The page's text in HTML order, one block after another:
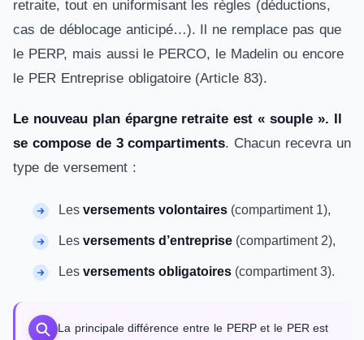
retraite, tout en uniformisant les règles (déductions,
cas de déblocage anticipé…). Il ne remplace pas que
le PERP, mais aussi le PERCO, le Madelin ou encore
le PER Entreprise obligatoire (Article 83).
Le nouveau plan épargne retraite est « souple ». Il
se compose de 3 compartiments. Chacun recevra un
type de versement :
Les versements volontaires (compartiment 1),
Les versements d’entreprise (compartiment 2),
Les versements obligatoires (compartiment 3).
La principale différence entre le PERP et le PER est